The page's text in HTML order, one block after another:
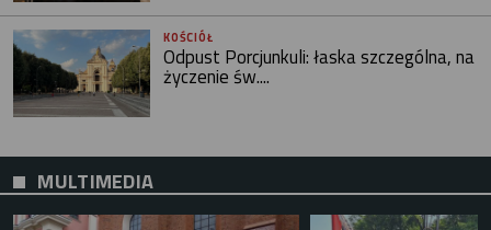
KOŚCIÓŁ
Odpust Porcjunkuli: łaska szczególna, na
życzenie św....
MULTIMEDIA